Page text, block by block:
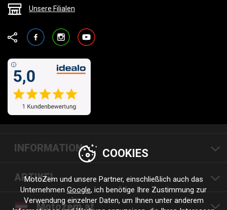
Unsere Filialen
FacebookInstagramYouTube
INFORMATION
ARTIKEL
Motozem.at
COOKIES
MotoZem und unsere Partner, einschließlich auch das
Unternehmen Google, ich benötige Ihre Zustimmung zur
Verwendung einzelner Daten, um Ihnen unter anderem